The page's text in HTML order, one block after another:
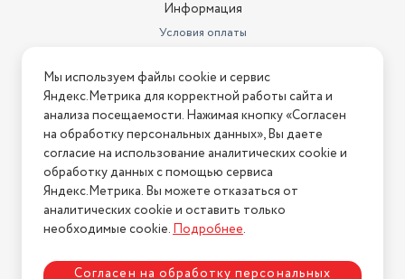
вентилятора и работы компрессора;
воздушного потока только вниз.
Доступные функции
Помимо рабочих режимов, аппараты оснастили рядом
функций, обеспечивающих комфорт эксплуатации и
длительный срок службы устройств:
Сплит-система LG серии ARTCOOL Mirror инверторная•
автоматическая очистка теплообменников от влаги и
Информация
Условия оплаты
Условия возврата
Нашли ошибку на сайте? Напишите нам
2026 © Интернет-магазин "АстМаркет". У нас есть всё!
Политика конфиденциальности
Мы используем файлы cookie и сервис
Яндекс.Метрика для корректной работы сайта и
анализа посещаемости. Нажимая кнопку «Согласен
на обработку персональных данных», Вы даете
согласие на использование аналитических cookie и
обработку данных с помощью сервиса
Яндекс.Метрика. Вы можете отказаться от
аналитических cookie и оставить только
необходимые cookie.Подробнее.
Согласен на обработку персональных